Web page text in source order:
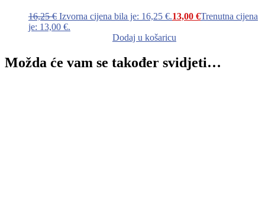
16,25€ Izvorna cijena bila je: 16,25 €.13,00 €Trenutna cijena
je: 13,00 €.
Dodaj u košaricu
Možda će vam se također svidjeti…